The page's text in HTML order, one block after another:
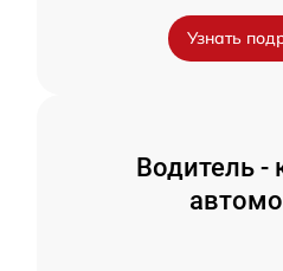
Узнать
Водитель -